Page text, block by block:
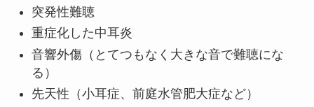
突発性難聴
重症化した中耳炎
音響外傷（とてつもなく大きな音で難聴にな
る）
先天性（小耳症、前庭水管肥大症など）